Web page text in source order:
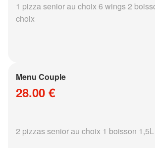
1 pizza senior au choix 6 wings 2
choix
Menu Couple
28.00 €
2 pizzas senior au choix 1 boisson